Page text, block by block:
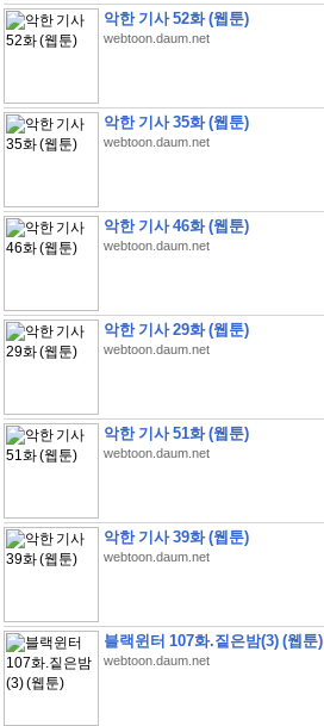
악한 기사 52화 (웹툰)
webtoon.daum.net
악한 기사 35화 (웹툰)
webtoon.daum.net
악한 기사 46화 (웹툰)
webtoon.daum.net
악한 기사 29화 (웹툰)
webtoon.daum.net
악한 기사 51화 (웹툰)
webtoon.daum.net
악한 기사 39화 (웹툰)
webtoon.daum.net
블랙윈터 107화.짙은밤(3) (웹툰)
webtoon.daum.net